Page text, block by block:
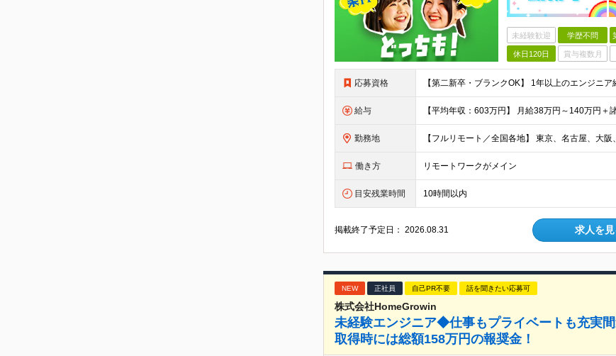
未経験歓迎 学歴不問
休日120日 賞与複数月
応募資格
給与
勤務地
働き方 リモートワークがメイン
目安残業時間 10時間以内
掲載終了予定日：2026.08.31 求人を見
NEW 正社員 自己PR不要 話を聞きたい応募可
株式会社HomeGrowin
未経験エンジニア◆仕事もプライベートも充実間
取得時には総額158万円の報奨金！